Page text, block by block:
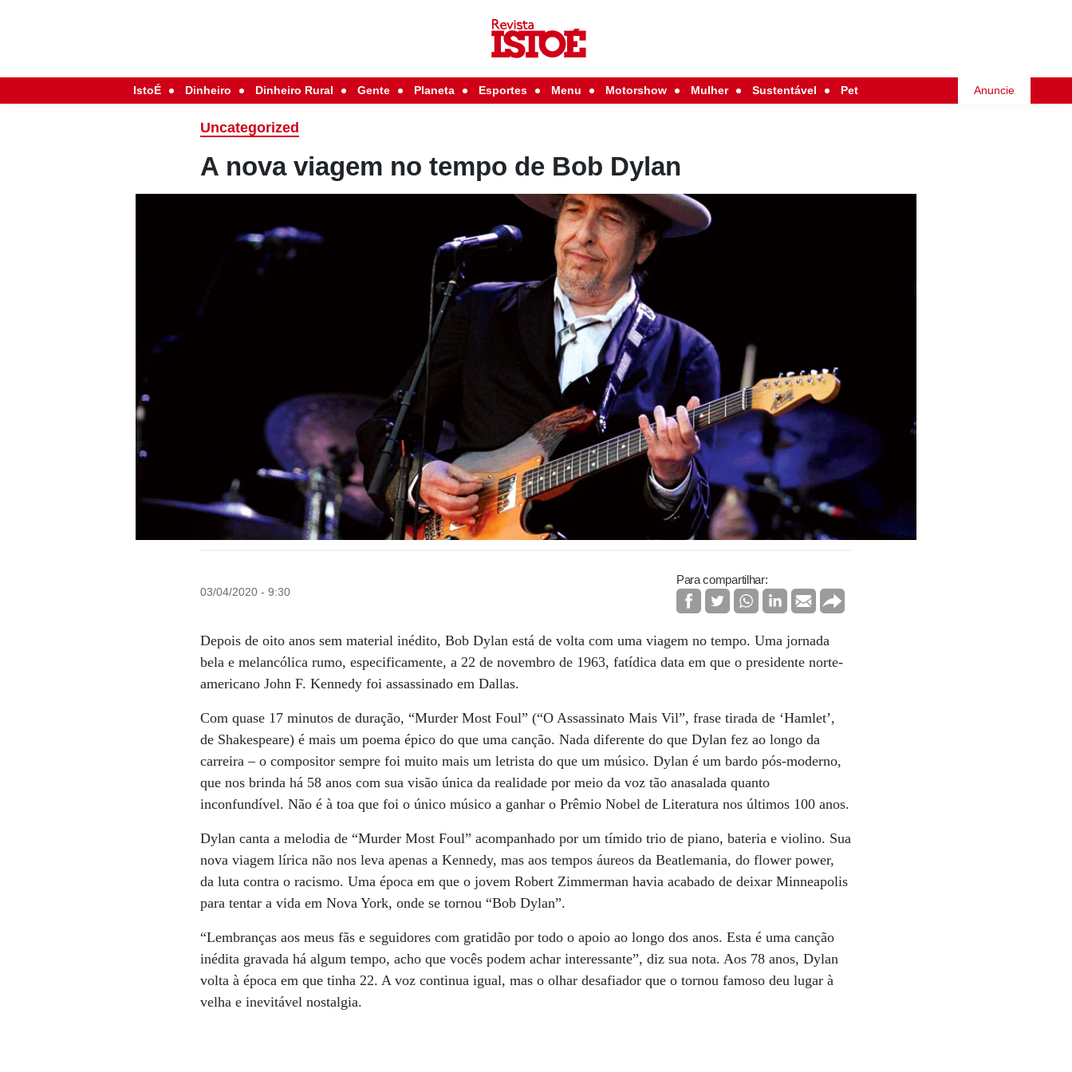
IstoÉ Dinheiro Dinheiro Rural Gente Planeta Esportes Menu Motorshow Mulher Sustentável Pet Anuncie
Uncategorized
A nova viagem no tempo de Bob Dylan
03/04/2020 - 9:30
Para compartilhar:
Depois de oito anos sem material inédito, Bob Dylan está de volta com uma viagem no tempo. Uma jornada
bela e melancólica rumo, especificamente, a 22 de novembro de 1963, fatídica data em que o presidente norte-
americano John F. Kennedy foi assassinado em Dallas.
Com quase 17 minutos de duração, “Murder Most Foul” (“O Assassinato Mais Vil”, frase tirada de ‘Hamlet’,
de Shakespeare) é mais um poema épico do que uma canção. Nada diferente do que Dylan fez ao longo da
carreira – o compositor sempre foi muito mais um letrista do que um músico. Dylan é um bardo pós-moderno,
que nos brinda há 58 anos com sua visão única da realidade por meio da voz tão anasalada quanto
inconfundível. Não é à toa que foi o único músico a ganhar o Prêmio Nobel de Literatura nos últimos 100 anos.
Dylan canta a melodia de “Murder Most Foul” acompanhado por um tímido trio de piano, bateria e violino. Sua
nova viagem lírica não nos leva apenas a Kennedy, mas aos tempos áureos da Beatlemania, do flower power,
da luta contra o racismo. Uma época em que o jovem Robert Zimmerman havia acabado de deixar Minneapolis
para tentar a vida em Nova York, onde se tornou “Bob Dylan”.
“Lembranças aos meus fãs e seguidores com gratidão por todo o apoio ao longo dos anos. Esta é uma canção
inédita gravada há algum tempo, acho que vocês podem achar interessante”, diz sua nota. Aos 78 anos, Dylan
volta à época em que tinha 22. A voz continua igual, mas o olhar desafiador que o tornou famoso deu lugar à
velha e inevitável nostalgia.